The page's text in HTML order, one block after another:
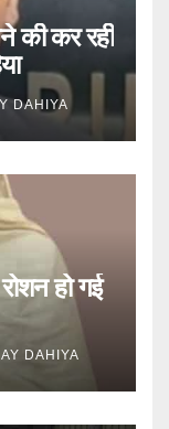
की कर रही
DAHIYA
हो गई
DAHIYA